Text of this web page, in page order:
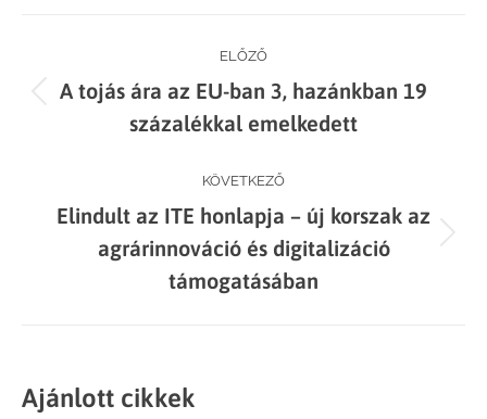
navigation
ELŐZŐ
Previous
post:
A tojás ára az EU-ban 3, hazánkban 19
százalékkal emelkedett
KÖVETKEZŐ
Next
post:
Elindult az ITE honlapja – új korszak az
agrárinnováció és digitalizáció
támogatásában
Ajánlott cikkek